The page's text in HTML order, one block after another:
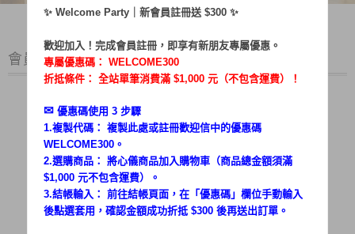
會員登入
帳號：
密碼：
✨ Welcome Party｜新會員註冊送 $300 ✨
歡迎加入！完成會員註冊，即享有新朋友專屬優惠。
專屬優惠碼： WELCOME300
折抵條件： 全站單筆消費滿 $1,000 元（不包含運費）！
✉︎ 優惠碼使用 3 步驟
1.複製代碼： 複製此處或註冊歡迎信中的優惠碼
WELCOME300。
2.選購商品： 將心儀商品加入購物車（商品總金額須滿
$1,000 元不包含運費）。
3.結帳輸入： 前往結帳頁面，在「優惠碼 」欄位手動輸入
後點選套用，確認金額成功折抵 $300 後再送出訂單。